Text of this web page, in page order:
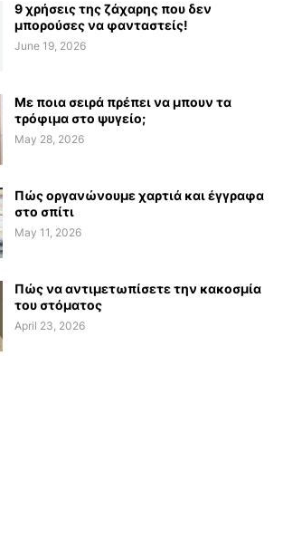
9 χρήσεις της ζάχαρης που δεν
μπορούσες να φανταστείς!
June 19, 2026
Με ποια σειρά πρέπει να μπουν τα
τρόφιμα στο ψυγείο;
May 28, 2026
Πώς οργανώνουμε χαρτιά και έγγραφα
στο σπίτι
May 11, 2026
Πώς να αντιμετωπίσετε την κακοσμία
του στόματος
April 23, 2026